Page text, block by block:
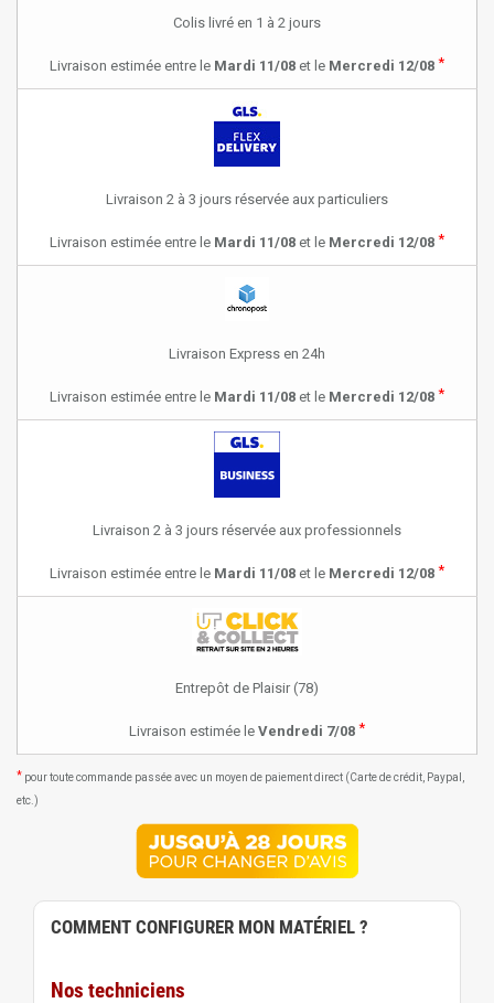
Colis livré en 1 à 2 jours
Livraison estimée entre le Mardi 11/08 et le Mercredi 12/08 *
Livraison 2 à 3 jours réservée aux particuliers
Livraison estimée entre le Mardi 11/08 et le Mercredi 12/08 *
Livraison Express en 24h
Livraison estimée entre le Mardi 11/08 et le Mercredi 12/08 *
Livraison 2 à 3 jours réservée aux professionnels
Livraison estimée entre le Mardi 11/08 et le Mercredi 12/08 *
Entrepôt de Plaisir (78)
Livraison estimée le Vendredi 7/08 *
* pour toute commande passée avec un moyen de paiement direct (Carte de crédit, Paypal,
etc.)
COMMENT CONFIGURER MON MATÉRIEL ?
Nos techniciens